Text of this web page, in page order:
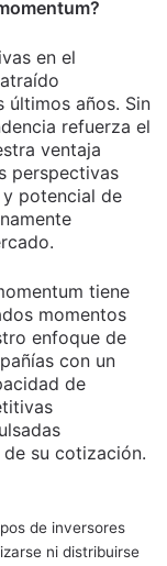
en el
últimos años. Sin
refuerza el
ventaja
perspectivas
potencial de
tiene
momentos
enfoque de
con un
de
su cotización.
de inversores
ni distribuirse